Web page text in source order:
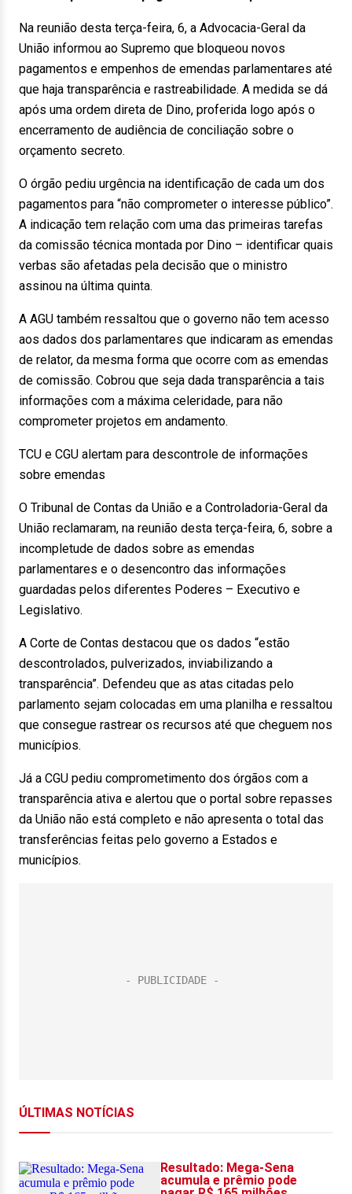
Na reunião desta terça-feira, 6, a Advocacia-Geral da
União informou ao Supremo que bloqueou novos
pagamentos e empenhos de emendas parlamentares até
que haja transparência e rastreabilidade. A medida se dá
após uma ordem direta de Dino, proferida logo após o
encerramento de audiência de conciliação sobre o
orçamento secreto.
O órgão pediu urgência na identificação de cada um dos
pagamentos para “não comprometer o interesse público”.
A indicação tem relação com uma das primeiras tarefas
da comissão técnica montada por Dino – identificar quais
verbas são afetadas pela decisão que o ministro
assinou na última quinta.
A AGU também ressaltou que o governo não tem acesso
aos dados dos parlamentares que indicaram as emendas
de relator, da mesma forma que ocorre com as emendas
de comissão. Cobrou que seja dada transparência a tais
informações com a máxima celeridade, para não
comprometer projetos em andamento.
TCU e CGU alertam para descontrole de informações
sobre emendas
O Tribunal de Contas da União e a Controladoria-Geral da
União reclamaram, na reunião desta terça-feira, 6, sobre a
incompletude de dados sobre as emendas
parlamentares e o desencontro das informações
guardadas pelos diferentes Poderes – Executivo e
Legislativo.
A Corte de Contas destacou que os dados “estão
descontrolados, pulverizados, inviabilizando a
transparência”. Defendeu que as atas citadas pelo
parlamento sejam colocadas em uma planilha e ressaltou
que consegue rastrear os recursos até que cheguem nos
municípios.
Já a CGU pediu comprometimento dos órgãos com a
transparência ativa e alertou que o portal sobre repasses
da União não está completo e não apresenta o total das
transferências feitas pelo governo a Estados e
municípios.